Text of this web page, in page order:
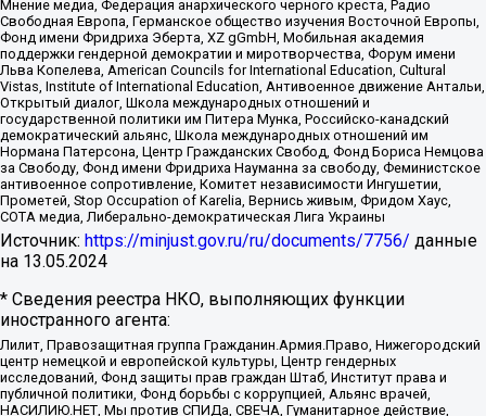
Мнение медиа, Федерация анархического черного креста, Радио
Свободная Европа, Германское общество изучения Восточной Европы,
Фонд имени Фридриха Эберта, XZ gGmbH, Мобильная академия
поддержки гендерной демократии и миротворчества, Форум имени
Льва Копелева, American Councils for International Education, Cultural
Vistas, Institute of International Education, Антивоенное движение Антальи,
Открытый диалог, Школа международных отношений и
государственной политики им Питера Мунка, Российско-канадский
демократический альянс, Школа международных отношений им
Нормана Патерсона, Центр Гражданских Свобод, Фонд Бориса Немцова
за Свободу, Фонд имени Фридриха Науманна за свободу, Феминистское
антивоенное сопротивление, Комитет независимости Ингушетии,
Прометей, Stop Occupation of Karelia, Вернись живым, Фридом Хаус,
СОТА медиа, Либерально-демократическая Лига Украины
Источник: https://minjust.gov.ru/ru/documents/7756/ данные
на 13.05.2024
* Сведения реестра НКО, выполняющих функции
иностранного агента:
Лилит, Правозащитная группа Гражданин.Армия.Право, Нижегородский
центр немецкой и европейской культуры, Центр гендерных
исследований, Фонд защиты прав граждан Штаб, Институт права и
публичной политики, Фонд борьбы с коррупцией, Альянс врачей,
НАСИЛИЮ.НЕТ, Мы против СПИДа, СВЕЧА, Гуманитарное действие,